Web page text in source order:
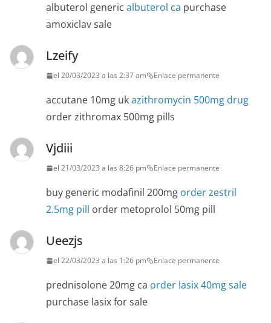
albuterol generic albuterol ca purchase
amoxiclav sale
Lzeify
el 20/03/2023 a las 2:37 am Enlace permanente
accutane 10mg ukazithromycin 500mg drug
order zithromax 500mg pills
Vjdiii
el 21/03/2023 a las 8:26 pm Enlace permanente
buy generic modafinil 200mg order zestril
2.5mg pill order metoprolol 50mg pill
Ueezjs
el 22/03/2023 a las 1:26 pm Enlace permanente
prednisolone 20mg ca order lasix 40mg sale
purchase lasix for sale